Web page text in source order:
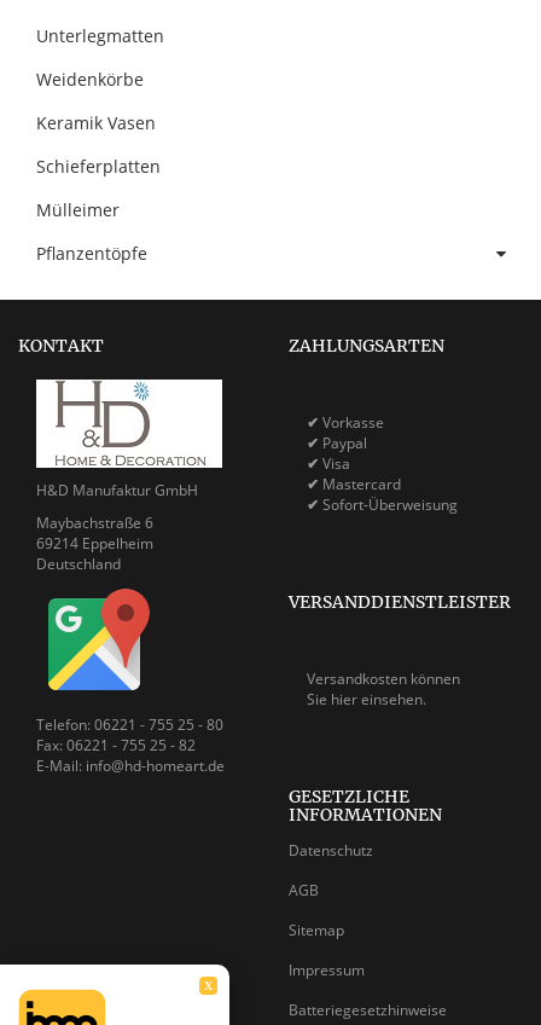
X
Unterlegmatten
Weidenkörbe
Keramik Vasen
Schieferplatten
Mülleimer
Pflanzentöpfe
KONTAKT
H&D Manufaktur GmbH
Maybachstraße 6
69214 Eppelheim
Deutschland
Telefon: 06221 - 755 25 - 80
Fax: 06221 - 755 25 - 82
E-Mail: info@hd-homeart.de
ZAHLUNGSARTEN
✔ Vorkasse
✔ Paypal
✔ Visa
✔ Mastercard
✔ Sofort-Überweisung
VERSANDDIENSTLEISTER
Versandkosten können
Sie hier einsehen.
GESETZLICHE
INFORMATIONEN
Datenschutz
AGB
Sitemap
Impressum
Batteriegesetzhinweise